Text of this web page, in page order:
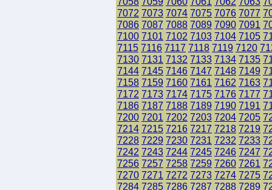
7072 7073 7074 7075 7076 7077
7086 7087 7088 7089 7090 7091
7100 7101 7102 7103 7104 7105
7115 7116 7117 7118 7119 7120
7130 7131 7132 7133 7134 7135
7144 7145 7146 7147 7148 7149
7158 7159 7160 7161 7162 7163
7172 7173 7174 7175 7176 7177
7186 7187 7188 7189 7190 7191
7200 7201 7202 7203 7204 7205
7214 7215 7216 7217 7218 7219
7228 7229 7230 7231 7232 7233
7242 7243 7244 7245 7246 7247
7256 7257 7258 7259 7260 7261
7270 7271 7272 7273 7274 7275
7284 7285 7286 7287 7288 7289